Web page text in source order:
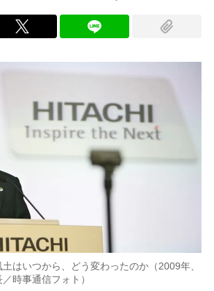
はいつから、どう変わったのか（2009年、
時事通信フォト）